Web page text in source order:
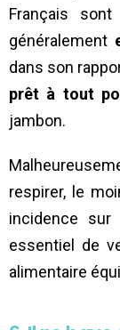
Français
généralement
dans son
prêt à tout
jambon.
respirer, le
incidence
essentiel de
alimentaire